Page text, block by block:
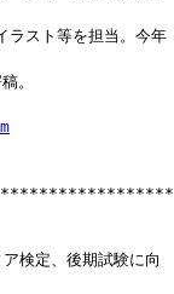
ラスト等を担当。今年
。
検定、後期試験に向